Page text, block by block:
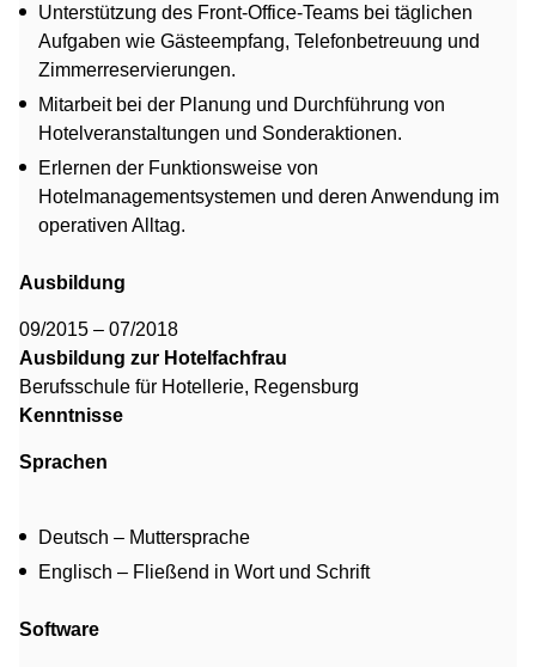
Unterstützung des Front-Office-Teams bei täglichen
Aufgaben wie Gästeempfang, Telefonbetreuung und
Zimmerreservierungen.
Mitarbeit bei der Planung und Durchführung von
Hotelveranstaltungen und Sonderaktionen.
Erlernen der Funktionsweise von
Hotelmanagementsystemen und deren Anwendung im
operativen Alltag.
Ausbildung
09/2015 – 07/2018
Ausbildung zur Hotelfachfrau
Berufsschule für Hotellerie, Regensburg
Kenntnisse
Sprachen
Deutsch – Muttersprache
Englisch – Fließend in Wort und Schrift
Software